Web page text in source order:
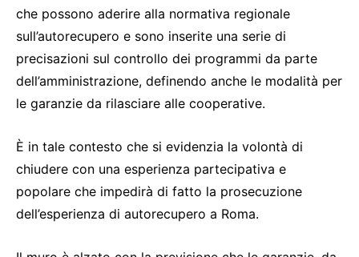
che possono aderire alla normativa regionale
sull’autorecupero e sono inserite una serie di
precisazioni sul controllo dei programmi da parte
dell’amministrazione, definendo anche le modalità per
le garanzie da rilasciare alle cooperative.
È in tale contesto che si evidenzia la volontà di
chiudere con una esperienza partecipativa e
popolare che impedirà di fatto la prosecuzione
dell’esperienza di autorecupero a Roma.